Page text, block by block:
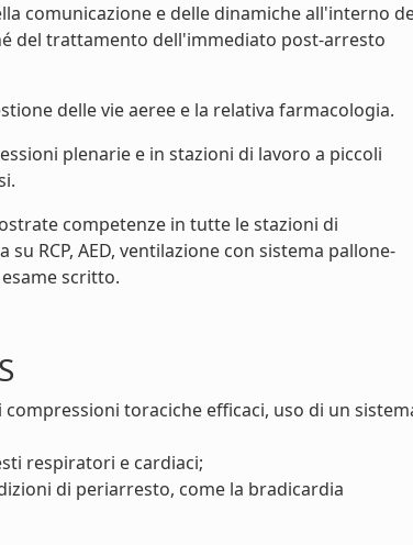
comunicazione e delle dinamiche all'interno
del trattamento dell'immediato post-arresto
delle vie aeree e la relativa farmacologia.
plenarie e in stazioni di lavoro a piccoli
competenze in tutte le stazioni di
RCP, AED, ventilazione con sistema pallone-
scritto.
toraciche efficaci, uso di un
respiratori e cardiaci;
di periarresto, come la bradicardia